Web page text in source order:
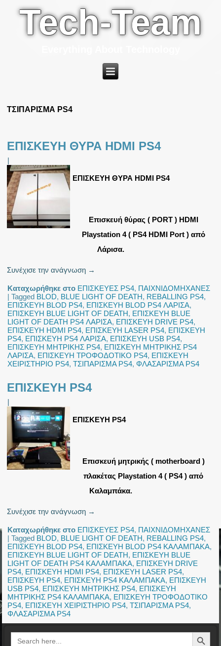
Tech-Team
ΤΣΙΠΑΡΙΣΜΑ PS4
ΕΠΙΣΚΕΥΗ ΘΥΡΑ HDMI PS4
|
ΕΠΙΣΚΕΥΗ ΘΥΡΑ HDMI PS4
Επισκευή θύρας ( PORT ) HDMI
Playstation 4 ( PS4 HDMI Port ) από
Λάρισα.
Συνέχισε την ανάγνωση →
Καταχωρήθηκε στο ΕΠΙΣΚΕΥΕΣ PS4, ΠΑΙΧΝΙΔΟΜΗΧΑΝΕΣ
|Tagged BLOD, BLUE LIGHT OF DEATH, REBALLING PS4,
ΕΠΙΣΚΕΥΗ BLOD PS4, ΕΠΙΣΚΕΥΗ BLOD PS4 ΛΑΡΙΣΑ,
ΕΠΙΣΚΕΥΗ BLUE LIGHT OF DEATH, ΕΠΙΣΚΕΥΗ BLUE
LIGHT OF DEATH PS4 ΛΑΡΙΣΑ, ΕΠΙΣΚΕΥΗ DRIVE PS4,
ΕΠΙΣΚΕΥΗ HDMI PS4, ΕΠΙΣΚΕΥΗ LASER PS4, ΕΠΙΣΚΕΥΗ
PS4, ΕΠΙΣΚΕΥΗ PS4 ΛΑΡΙΣΑ, ΕΠΙΣΚΕΥΗ USB PS4,
ΕΠΙΣΚΕΥΗ ΜΗΤΡΙΚΗΣ PS4, ΕΠΙΣΚΕΥΗ ΜΗΤΡΙΚΗΣ PS4
ΛΑΡΙΣΑ, ΕΠΙΣΚΕΥΗ ΤΡΟΦΟΔΟΤΙΚΟ PS4, ΕΠΙΣΚΕΥΗ
ΧΕΙΡΙΣΤΗΡΙΟ PS4,ΤΣΙΠΑΡΙΣΜΑ PS4,ΦΛΑΣΑΡΙΣΜΑ PS4
ΕΠΙΣΚΕΥΗ PS4
|
ΕΠΙΣΚΕΥΗ PS4
Επισκευή μητρικής ( motherboard )
πλακέτας Playstation 4 ( PS4 ) από
Καλαμπάκα.
Συνέχισε την ανάγνωση →
Καταχωρήθηκε στο ΕΠΙΣΚΕΥΕΣ PS4, ΠΑΙΧΝΙΔΟΜΗΧΑΝΕΣ
|Tagged BLOD, BLUE LIGHT OF DEATH, REBALLING PS4,
ΕΠΙΣΚΕΥΗ BLOD PS4, ΕΠΙΣΚΕΥΗ BLOD PS4 ΚΑΛΑΜΠΑΚΑ,
ΕΠΙΣΚΕΥΗ BLUE LIGHT OF DEATH, ΕΠΙΣΚΕΥΗ BLUE
LIGHT OF DEATH PS4 ΚΑΛΑΜΠΑΚΑ, ΕΠΙΣΚΕΥΗ DRIVE
PS4, ΕΠΙΣΚΕΥΗ HDMI PS4, ΕΠΙΣΚΕΥΗ LASER PS4,
ΕΠΙΣΚΕΥΗ PS4, ΕΠΙΣΚΕΥΗ PS4 ΚΑΛΑΜΠΑΚΑ, ΕΠΙΣΚΕΥΗ
USB PS4, ΕΠΙΣΚΕΥΗ ΜΗΤΡΙΚΗΣ PS4, ΕΠΙΣΚΕΥΗ
ΜΗΤΡΙΚΗΣ PS4 ΚΑΛΑΜΠΑΚΑ, ΕΠΙΣΚΕΥΗ ΤΡΟΦΟΔΟΤΙΚΟ
PS4, ΕΠΙΣΚΕΥΗ ΧΕΙΡΙΣΤΗΡΙΟ PS4,ΤΣΙΠΑΡΙΣΜΑ PS4,
ΦΛΑΣΑΡΙΣΜΑ PS4
Search
for:
Search Button